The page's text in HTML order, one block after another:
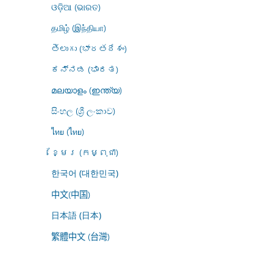
ଓଡ଼ିଆ (ଭାରତ)
தமிழ் (இந்தியா)
తెలుగు (భారతదేశం)
ಕನ್ನಡ (ಭಾರತ)
മലയാളം (ഇന്ത്യ)
සිංහල (ශ්‍රී ලංකාව)
ไทย (ไทย)
ខ្មែរ (កម្ពុជា)
한국어 (대한민국)
中文(中国)
日本語 (日本)
繁體中文 (台灣)